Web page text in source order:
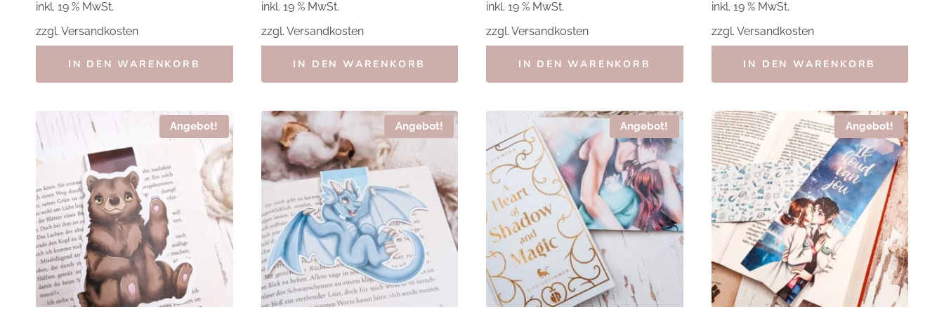
inkl. 19 % MwSt.
zzgl. Versandkosten
IN DEN WARENKORB
inkl. 19 % MwSt.
zzgl. Versandkosten
IN DEN WARENKORB
inkl. 19 % MwSt.
zzgl. Versandkosten
IN DEN WARENKORB
3,00 €2,40 €.
inkl. 19 % MwSt.
zzgl. Versandkosten
IN DEN WARENKORB
Angebot! Angebot! Angebot! Angebot!